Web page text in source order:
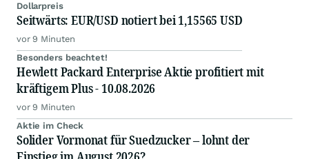
Dollarpreis
Seitwärts: EUR/USD notiert bei 1,15565 USD
vor 9 Minuten
Besonders beachtet!
Hewlett Packard Enterprise Aktie profitiert mit
kräftigem Plus - 10.08.2026
vor 9 Minuten
Aktie im Check
Solider Vormonat für Suedzucker – lohnt der